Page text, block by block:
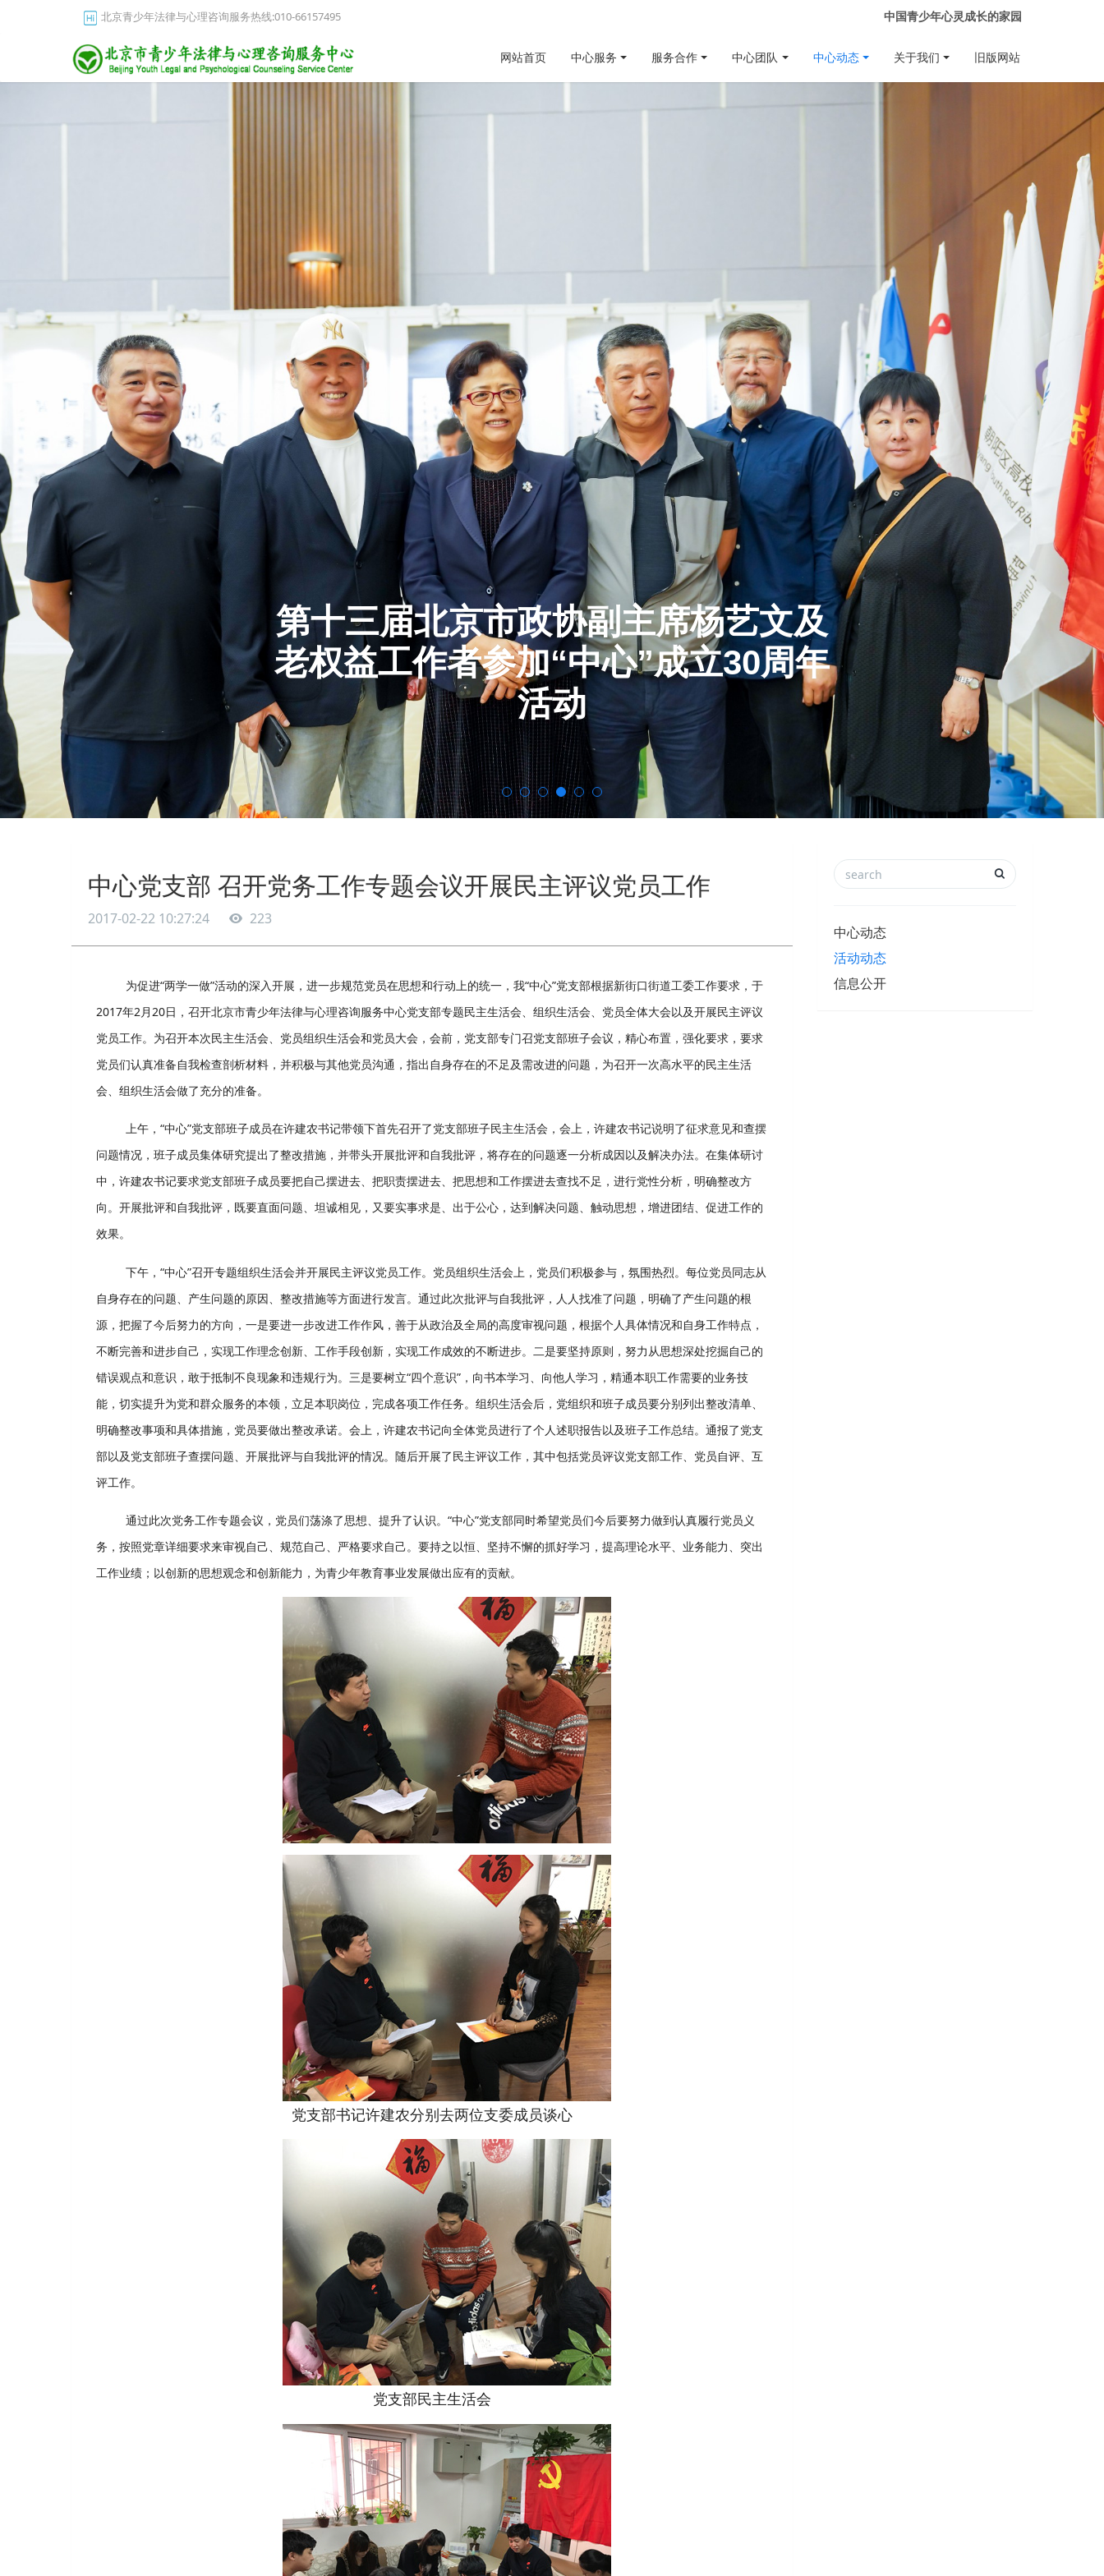
北京青少年法律与心理咨询服务热线:010-66157495 中国青少年心灵成长的家园
网站首页 中心服务 服务合作 中心团队 中心动态 关于我们 旧版网站
第十三届北京市政协副主席杨艺文及
老权益工作者参加“中心”成立30周年
活动
中心党支部 召开党务工作专题会议开展民主评议党员工作
2017-02-22 10:27:24 223
为促进“两学一做”活动的深入开展，进一步规范党员在思想和行动上的统一，我“中心”党支部根据新街口街道工委工作要求，于
2017年2月20日，召开北京市青少年法律与心理咨询服务中心党支部专题民主生活会、组织生活会、党员全体大会以及开展民主评议
党员工作。为召开本次民主生活会、党员组织生活会和党员大会，会前，党支部专门召党支部班子会议，精心布置，强化要求，要求
党员们认真准备自我检查剖析材料，并积极与其他党员沟通，指出自身存在的不足及需改进的问题，为召开一次高水平的民主生活
会、组织生活会做了充分的准备。
上午，“中心”党支部班子成员在许建农书记带领下首先召开了党支部班子民主生活会，会上，许建农书记说明了征求意见和查摆
问题情况，班子成员集体研究提出了整改措施，并带头开展批评和自我批评，将存在的问题逐一分析成因以及解决办法。在集体研讨
中，许建农书记要求党支部班子成员要把自己摆进去、把职责摆进去、把思想和工作摆进去查找不足，进行党性分析，明确整改方
向。开展批评和自我批评，既要直面问题、坦诚相见，又要实事求是、出于公心，达到解决问题、触动思想，增进团结、促进工作的
效果。
下午，“中心”召开专题组织生活会并开展民主评议党员工作。党员组织生活会上，党员们积极参与，氛围热烈。每位党员同志从
自身存在的问题、产生问题的原因、整改措施等方面进行发言。通过此次批评与自我批评，人人找准了问题，明确了产生问题的根
源，把握了今后努力的方向，一是要进一步改进工作作风，善于从政治及全局的高度审视问题，根据个人具体情况和自身工作特点，
不断完善和进步自己，实现工作理念创新、工作手段创新，实现工作成效的不断进步。二是要坚持原则，努力从思想深处挖掘自己的
错误观点和意识，敢于抵制不良现象和违规行为。三是要树立“四个意识”，向书本学习、向他人学习，精通本职工作需要的业务技
能，切实提升为党和群众服务的本领，立足本职岗位，完成各项工作任务。组织生活会后，党组织和班子成员要分别列出整改清单、
明确整改事项和具体措施，党员要做出整改承诺。会上，许建农书记向全体党员进行了个人述职报告以及班子工作总结。通报了党支
部以及党支部班子查摆问题、开展批评与自我批评的情况。随后开展了民主评议工作，其中包括党员评议党支部工作、党员自评、互
评工作。
通过此次党务工作专题会议，党员们荡涤了思想、提升了认识。“中心”党支部同时希望党员们今后要努力做到认真履行党员义
务，按照党章详细要求来审视自己、规范自己、严格要求自己。要持之以恒、坚持不懈的抓好学习，提高理论水平、业务能力、突出
工作业绩；以创新的思想观念和创新能力，为青少年教育事业发展做出应有的贡献。
党支部书记许建农分别去两位支委成员谈心
党支部民主生活会
中心动态
活动动态
信息公开